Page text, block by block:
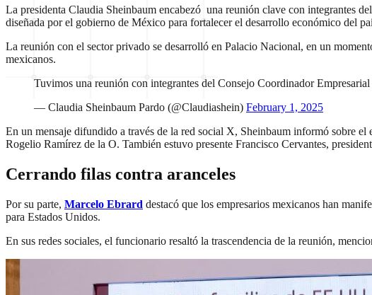
La presidenta Claudia Sheinbaum encabezó una reunión clave con integrantes
diseñada por el gobierno de México para fortalecer el desarrollo económico del
La reunión con el sector privado se desarrolló en Palacio Nacional, en un
mexicanos.
Tuvimos una reunión con integrantes del Consejo Coordinador
— Claudia Sheinbaum Pardo (@Claudiashein) February 1, 2025
En un mensaje difundido a través de la red social X, Sheinbaum informó sobre
Rogelio Ramírez de la O. También estuvo presente Francisco Cervantes,
Cerrando filas contra aranceles
Por su parte, Marcelo Ebrard destacó que los empresarios mexicanos han
para Estados Unidos.
En sus redes sociales, el funcionario resaltó la trascendencia de la reunión,